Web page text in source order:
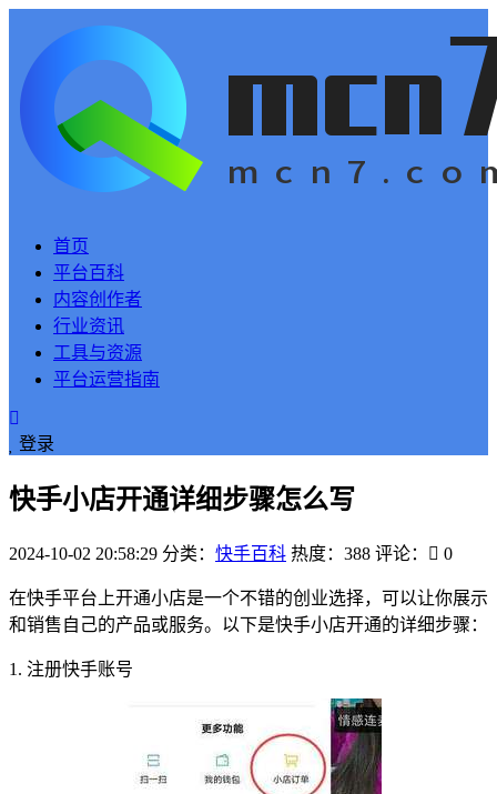
首页
平台百科
内容创作者
行业资讯
工具与资源
平台运营指南
登录
快手小店开通详细步骤怎么写
2024-10-02 20:58:29 分类： 快手百科 热度：388 评论： 0
在快手平台上开通小店是一个不错的创业选择，可以让你展示
和销售自己的产品或服务。以下是快手小店开通的详细步骤：
1. 注册快手账号